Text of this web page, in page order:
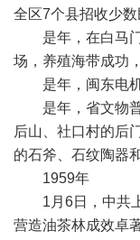
全区7个县招收少数
是年，在白马门
场，养殖海带成功
是年，闽东电机
是年，省文物普
后山、社口村的后
的石斧、石纹陶器
1959年
1月6日，中共上
营造油茶林成效卓